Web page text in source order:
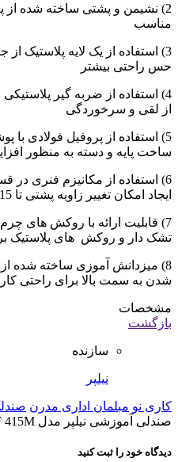
2) نشیمن و پشتی ساخته شده از
مناسب
حس راحتی بیشتر
4) استفاده از ضربه گیر
از لقی و سرخوردگی
5) استفاده از پروفیل فولادی با
ساخت پایه و دسته به منظور
6) استفاده از مکانیزم فنری
ایجاد امکان تغییر زاویه پشتی تا 15 درجه جهت رفع خستگی
7) قابلیت ارائه با روکش های
تشک دار و روکش های پلاستیک
8) میزدانش آموزی ساخته شده از
شدن به سمت بالا برای راحتی
مشخصات
بازگشت
سازنده
نیلپر
کاری نو مبلمان اداری مدرن
صندلی آموزشی نیلپر مدل OCF 415M
دیدگاه خود را ثبت کنید